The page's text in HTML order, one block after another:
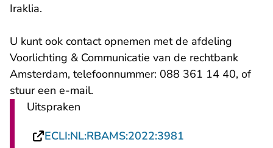
Iraklia.
U kunt ook contact opnemen met de afdeling
Voorlichting & Communicatie van de rechtbank
Amsterdam, telefoonnummer: 088 361 14 40, of
stuur een e-mail- U verlaat Rechtspraak.nl
.
Uitspraken
ECLI:NL:RBAMS:2022:3981